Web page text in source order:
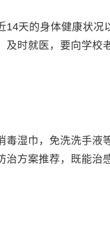
天的身体健康状况
时就医，要向学校
湿巾，免洗洗手液
方案推荐，既能治